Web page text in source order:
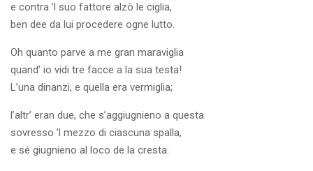
e contra ’l suo fattore alzò le ciglia,
ben dee da lui procedere ogne lutto.
Oh quanto parve a me gran maraviglia
quand’ io vidi tre facce a la sua testa!
L’una dinanzi, e quella era vermiglia;
l’altr’ eran due, che s’aggiugnieno a questa
sovresso ’l mezzo di ciascuna spalla,
e sé giugnieno al loco de la cresta: